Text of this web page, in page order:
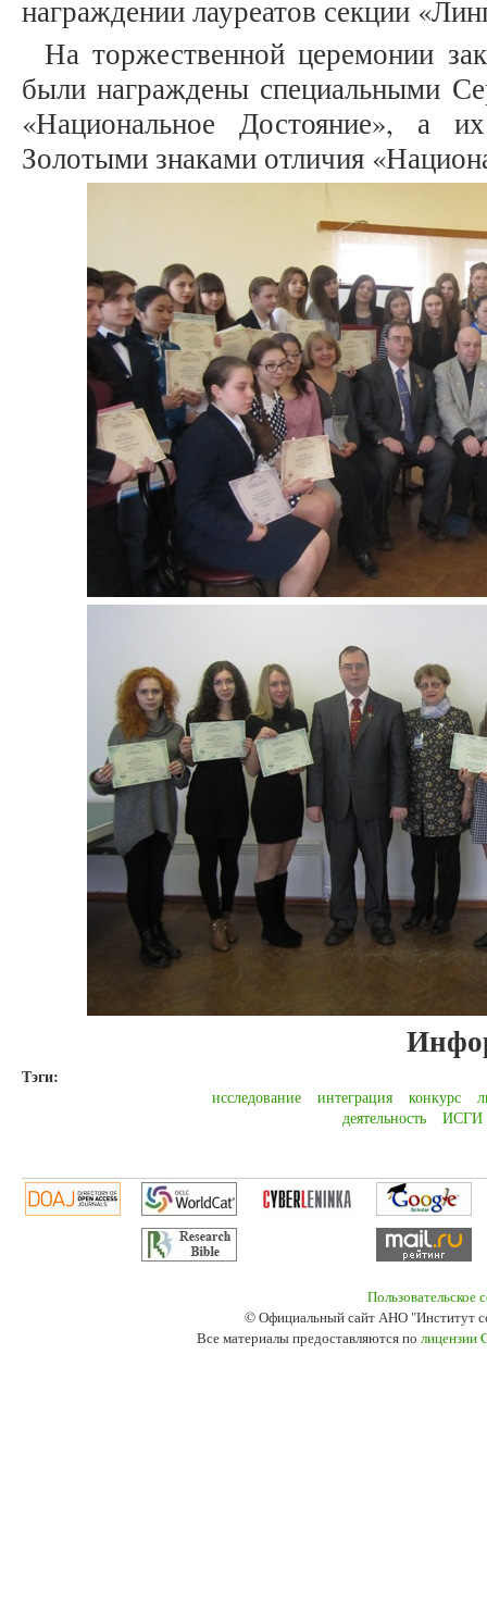
награждении лауреатов секции
На торжественной церемонии
были награждены специальными
«Национальное Достояние», а
Золотыми знаками отличия
Тэги:
исследование интеграция конкурс
деятельность
ИСГИ
Пользовательское
© Официальный сайт АНО "Институт
Все материалы предоставляются по лицензии